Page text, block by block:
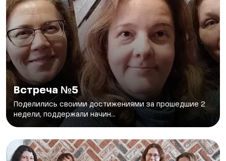
Встреча №5
Поделились своими достижениями за прошедшие 2
недели, поддержали начин...